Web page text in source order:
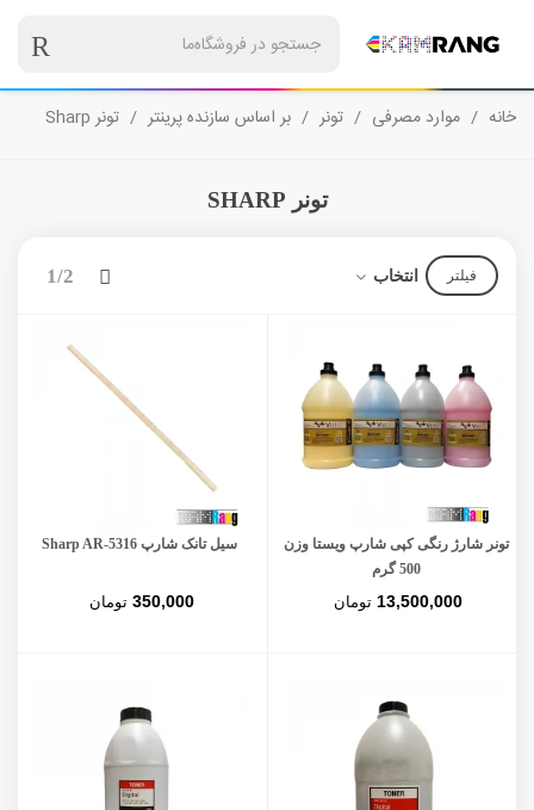
خانه / موارد مصرفی / تونر / بر اساس سازنده پرینتر / تونر Sharp
تونر SHARP
فیلتر انتخاب 1/2
بعدی
تونر شارژ رنگی کپی شارپ ویستا وزن
500 گرم
13,500,000 تومان
سیل تانک شارپ Sharp AR-5316
350,000 تومان